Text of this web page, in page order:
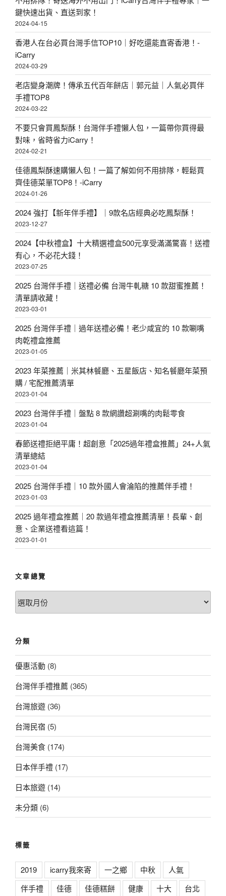
鍵快速出貨、直送到家！
2024-04-15
香港人在台必買台灣手信TOP10｜好吃還能直寄香港！-
iCarry
2024-03-29
老店變身潮牌！傳承五代百年餅店｜郭元益｜人氣必買伴
手禮TOP8
2024-03-22
不要只會買鳳梨酥！台灣伴手禮懶人包，一篇帶你買得最
對味，省時省力iCarry！
2024-02-21
佳德鳳梨酥速購懶人包！一篇了解如何不用排隊，輕鬆買
齊佳德菜單TOP8！-iCarry
2024-01-26
2024 強打【新年伴手禮】｜9款名店經典必吃鳳梨酥！
2023-12-27
2024【中秋禮盒】十大精選禮盒500元享受滿滿驚喜！送禮
有心，不必花大錢！
2023-07-25
2025 台灣伴手禮｜送禮必備 台灣牛軋糖 10 款甜蜜推薦！
清單請收藏！
2023-03-01
2025 台灣伴手禮｜過年送禮必備！老少咸宜的 10 款唰嘴
肉乾禮盒推薦
2023-01-05
2023 年菜推薦｜米其林餐廳、五星飯店、知名餐廳年菜預
購 / 宅配推薦清單
2023-01-04
2023 台灣伴手禮｜盤點 8 款網讚超涮嘴的肉鬆零食
2023-01-04
春節送禮拒絕平庸！超創意「2025過年禮盒推薦」24+人氣
清單總結
2023-01-04
2025 台灣伴手禮｜10 款外國人會淪陷的推薦伴手禮！
2023-01-03
2025 過年禮盒推薦｜20 款過年禮盒推薦清單！長輩、創
意、企業送禮看這篇！
2023-01-01
文章總覽
文
章
分類
優惠活動 (8)
台灣伴手禮推薦 (365)
台灣旅遊 (36)
台灣民宿 (5)
台灣美食 (174)
日本伴手禮 (17)
日本旅遊 (14)
未分類 (6)
標籤
2019 icarry我來寄 一之鄉 中秋
人氣
伴手禮
佳德 佳德糕餅 健康 十大
台北